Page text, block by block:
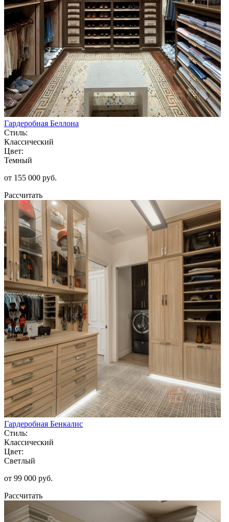
Гардеробная Беллона
Стиль:
Классический
Цвет:
Темный
от 155 000 руб.
Рассчитать
Гардеробная Бенкалис
Стиль:
Классический
Цвет:
Светлый
от 99 000 руб.
Рассчитать